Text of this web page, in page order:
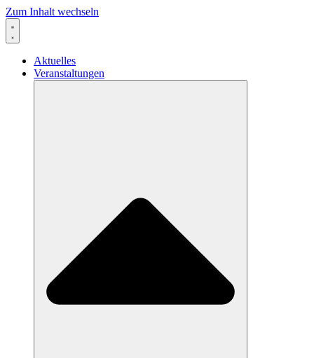
Zum Inhalt wechseln
Aktuelles
Veranstaltungen